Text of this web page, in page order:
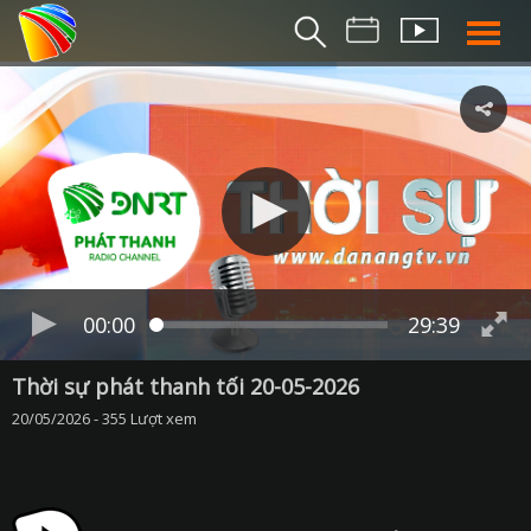
THỜI
BẢN TIN
THỜI SỰ
THỜI SỰ
DA NANG TV
BẢN TIN MIỀN
BẢN TIN
00:00 29:39
Thời sự phát thanh tối 20-05-2026
20/05/2026 - 355 Lượt xem